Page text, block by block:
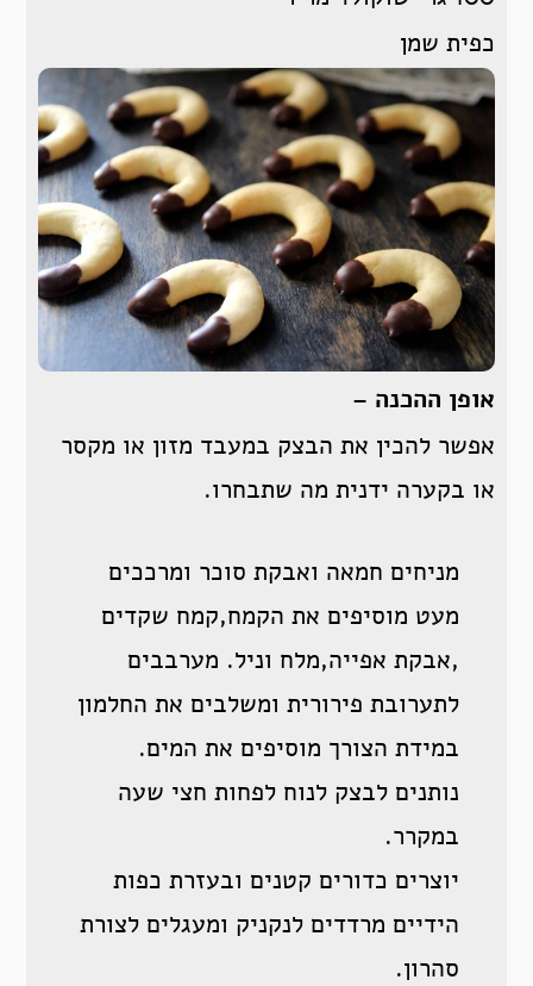
כפית שמן
אופן ההכנה –
אפשר להכין את הבצק במעבד מזון או מקסר
או בקערה ידנית מה שתבחרו.
מניחים חמאה ואבקת סוכר ומרככים
מעט מוסיפים את הקמח,קמח שקדים
,אבקת אפייה,מלח וניל. מערבבים
לתערובת פירורית ומשלבים את החלמון
במידת הצורך מוסיפים את המים.
נותנים לבצק לנוח לפחות חצי שעה
במקרר.
יוצרים כדורים קטנים ובעזרת כפות
הידיים מרדדים לנקניק ומעגלים לצורת
סהרון.